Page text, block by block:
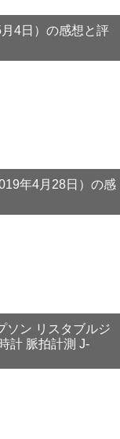
4日）の感想と評
年4月28日）の感
ソン リスタブルジ
計 脈拍計測 J-